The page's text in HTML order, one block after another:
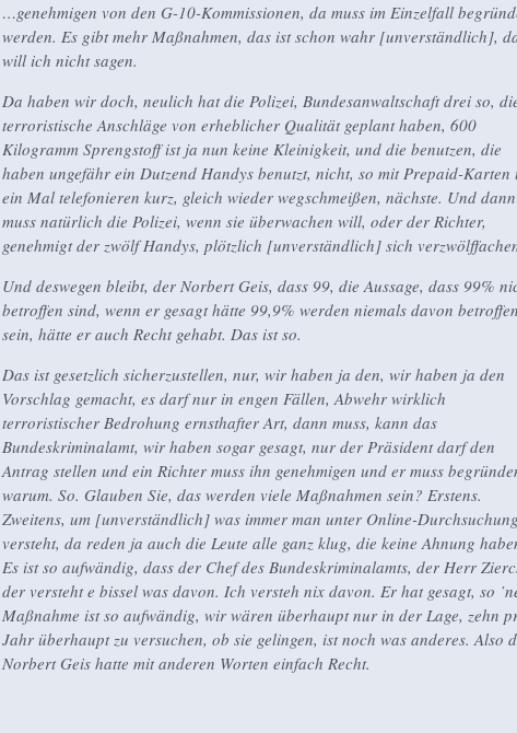
…genehmigen von den G-10-Kommissionen, da muss im Einzelfall
werden. Es gibt mehr Maßnahmen, das ist schon wahr [unverständlich],
will ich nicht sagen.
Da haben wir doch, neulich hat die Polizei, Bundesanwaltschaft drei so,
terroristische Anschläge von erheblicher Qualität geplant haben, 600
Kilogramm Sprengstoff ist ja nun keine Kleinigkeit, und die benutzen, die
haben ungefähr ein Dutzend Handys benutzt, nicht, so mit Prepaid-Karten
ein Mal telefonieren kurz, gleich wieder wegschmeißen, nächste. Und dann
muss natürlich die Polizei, wenn sie überwachen will, oder der Richter,
genehmigt der zwölf Handys, plötzlich [unverständlich] sich
Und deswegen bleibt, der Norbert Geis, dass 99, die Aussage, dass 99%
betroffen sind, wenn er gesagt hätte 99,9% werden niemals davon
sein, hätte er auch Recht gehabt. Das ist so.
Das ist gesetzlich sicherzustellen, nur, wir haben ja den, wir haben ja den
Vorschlag gemacht, es darf nur in engen Fällen, Abwehr wirklich
terroristischer Bedrohung ernsthafter Art, dann muss, kann das
Bundeskriminalamt, wir haben sogar gesagt, nur der Präsident darf den
Antrag stellen und ein Richter muss ihn genehmigen und er muss
warum. So. Glauben Sie, das werden viele Maßnahmen sein? Erstens.
Zweitens, um [unverständlich] was immer man unter Online-
versteht, da reden ja auch die Leute alle ganz klug, die keine Ahnung
Es ist so aufwändig, dass der Chef des Bundeskriminalamts, der Herr
der versteht e bissel was davon. Ich versteh nix davon. Er hat gesagt, so
Maßnahme ist so aufwändig, wir wären überhaupt nur in der Lage, zehn
Jahr überhaupt zu versuchen, ob sie gelingen, ist noch was anderes. Also
Norbert Geis hatte mit anderen Worten einfach Recht.